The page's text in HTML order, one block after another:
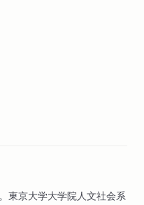
東京大学大学院人文社会系